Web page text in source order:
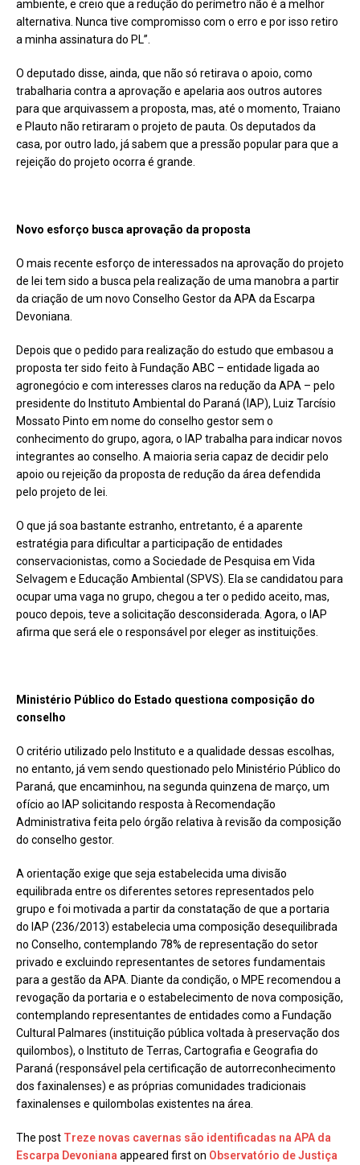
ambiente, e creio que a redução do perímetro não é a melhor
alternativa. Nunca tive compromisso com o erro e por isso retiro
a minha assinatura do PL”.
O deputado disse, ainda, que não só retirava o apoio, como
trabalharia contra a aprovação e apelaria aos outros autores
para que arquivassem a proposta, mas, até o momento, Traiano
e Plauto não retiraram o projeto de pauta. Os deputados da
casa, por outro lado, já sabem que a pressão popular para que a
rejeição do projeto ocorra é grande.
Novo esforço busca aprovação da proposta
O mais recente esforço de interessados na aprovação do projeto
de lei tem sido a busca pela realização de uma manobra a partir
da criação de um novo Conselho Gestor da APA da Escarpa
Devoniana.
Depois que o pedido para realização do estudo que embasou a
proposta ter sido feito à Fundação ABC – entidade ligada ao
agronegócio e com interesses claros na redução da APA – pelo
presidente do Instituto Ambiental do Paraná (IAP), Luiz Tarcísio
Mossato Pinto em nome do conselho gestor sem o
conhecimento do grupo, agora, o IAP trabalha para indicar novos
integrantes ao conselho. A maioria seria capaz de decidir pelo
apoio ou rejeição da proposta de redução da área defendida
pelo projeto de lei.
O que já soa bastante estranho, entretanto, é a aparente
estratégia para dificultar a participação de entidades
conservacionistas, como a Sociedade de Pesquisa em Vida
Selvagem e Educação Ambiental (SPVS). Ela se candidatou para
ocupar uma vaga no grupo, chegou a ter o pedido aceito, mas,
pouco depois, teve a solicitação desconsiderada. Agora, o IAP
afirma que será ele o responsável por eleger as instituições.
Ministério Público do Estado questiona composição do
conselho
O critério utilizado pelo Instituto e a qualidade dessas escolhas,
no entanto, já vem sendo questionado pelo Ministério Público do
Paraná, que encaminhou, na segunda quinzena de março, um
ofício ao IAP solicitando resposta à Recomendação
Administrativa feita pelo órgão relativa à revisão da composição
do conselho gestor.
A orientação exige que seja estabelecida uma divisão
equilibrada entre os diferentes setores representados pelo
grupo e foi motivada a partir da constatação de que a portaria
do IAP (236/2013) estabelecia uma composição desequilibrada
no Conselho, contemplando 78% de representação do setor
privado e excluindo representantes de setores fundamentais
para a gestão da APA. Diante da condição, o MPE recomendou a
revogação da portaria e o estabelecimento de nova composição,
contemplando representantes de entidades como a Fundação
Cultural Palmares (instituição pública voltada à preservação dos
quilombos), o Instituto de Terras, Cartografia e Geografia do
Paraná (responsável pela certificação de autorreconhecimento
dos faxinalenses) e as próprias comunidades tradicionais
faxinalenses e quilombolas existentes na área.
The post Treze novas cavernas são identificadas na APA da
Escarpa Devoniana appeared first on Observatório de Justiça